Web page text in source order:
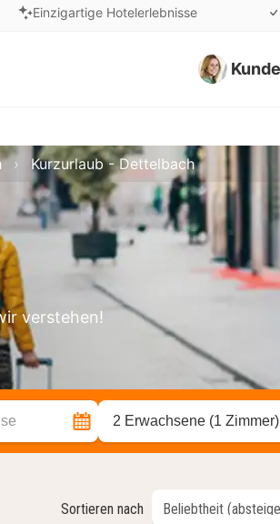
Einzigartige Hotelerlebnisse
verstehen!
Kurzurlaub - Dettelbach
2 Erwachsene (1 Zimmer)
Sortieren nach